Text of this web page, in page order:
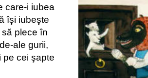
care-i iubea
îşi iubeşte
plece în
ale gurii,
pe cei şapte